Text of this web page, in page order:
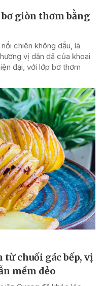
giòn thơm bằng
chiên không dầu, là
vị dân dã của khoai
đại, với lớp bơ thơm
từ chuối gác bếp, vị
mềm dẻo